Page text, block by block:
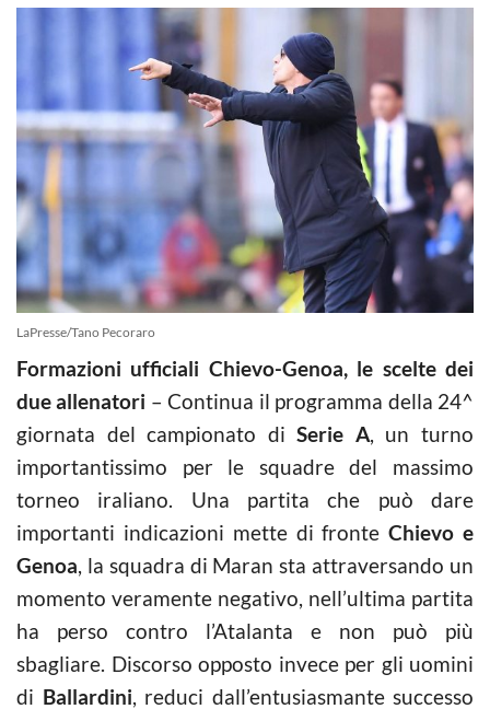
LaPresse/Tano Pecoraro
Formazioni ufficiali Chievo-Genoa, le scelte dei
due allenatori – Continua il programma della 24^
giornata del campionato di Serie A, un turno
importantissimo per le squadre del massimo
torneo iraliano. Una partita che può dare
importanti indicazioni mette di fronteChievo e
Genoa, la squadra di Maran sta attraversando un
momento veramente negativo, nell’ultima partita
ha perso contro l’Atalanta e non può più
sbagliare. Discorso opposto invece per gli uomini
di Ballardini, reduci dall’entusiasmante successo